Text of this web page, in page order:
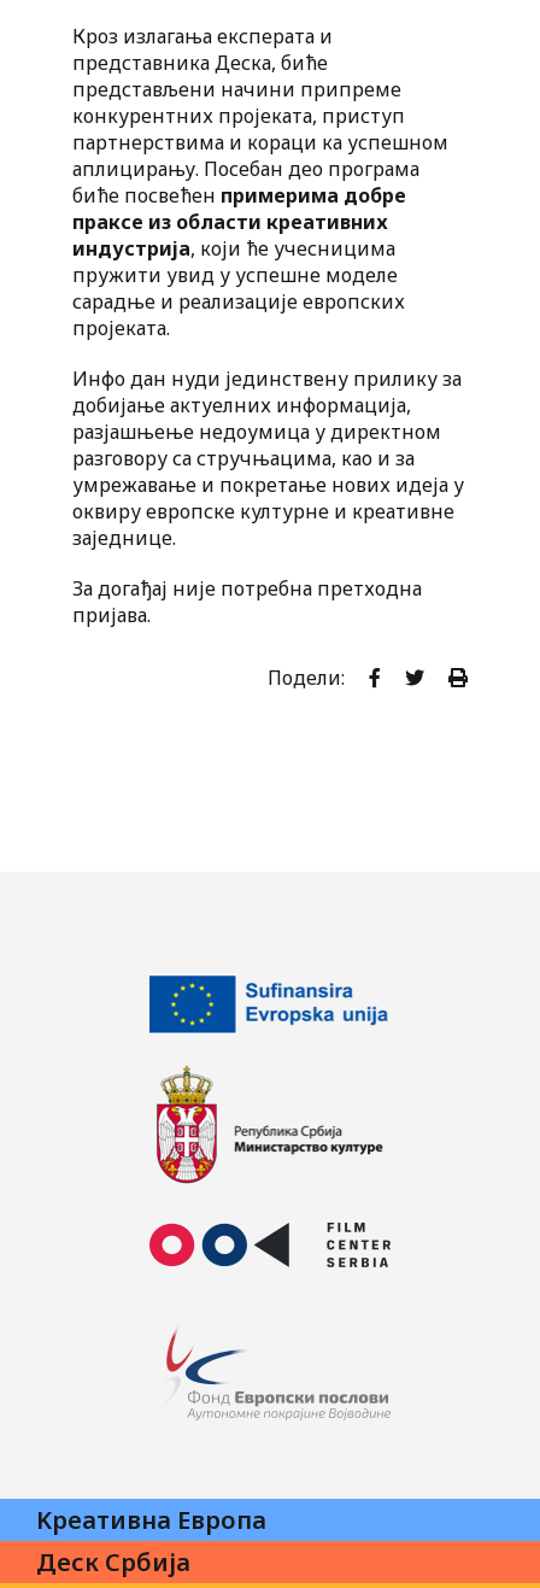
Кроз излагања експерата и
представника Деска, биће
представљени начини припреме
конкурентних пројеката, приступ
партнерствима и кораци ка успешном
аплицирању. Посебан део програма
биће посвећен примерима добре
праксе из области креативних
индустрија, који ће учесницима
пружити увид у успешне моделе
сарадње и реализације европских
пројеката.
Инфо дан нуди јединствену прилику за
добијање актуелних информација,
разјашњење недоумица у директном
разговору са стручњацима, као и за
умрежавање и покретање нових идеја у
оквиру европске културне и креативне
заједнице.
За догађај није потребна претходна
пријава.
Подели:
Kреативна Eвропа
Деск Србија